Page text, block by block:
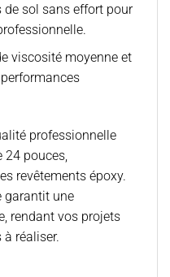
sol sans effort pour
viscosité moyenne et
professionnelle
24 pouces,
revêtements époxy.
garantit une
rendant vos projets
réaliser.